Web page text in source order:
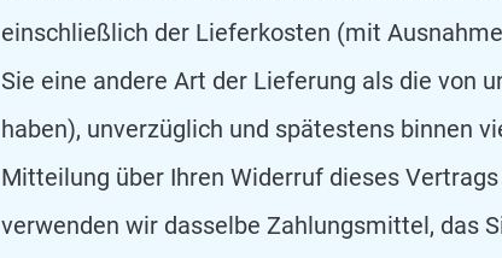
einschließlich der Lieferkosten (mit
Sie eine andere Art der Lieferung als die von
haben), unverzüglich und spätestens binnen
Mitteilung über Ihren Widerruf dieses
verwenden wir dasselbe Zahlungsmittel, das